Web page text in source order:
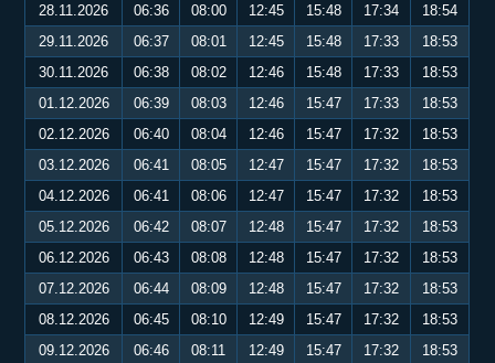
28.11.2026
06:36 08:00 12:45 15:48 17:34
18:54
29.11.2026
06:37 08:01 12:45 15:48 17:33
18:53
30.11.2026
06:38 08:02 12:46 15:48 17:33
18:53
01.12.2026
06:39 08:03 12:46 15:47 17:33
18:53
02.12.2026
06:40 08:04 12:46 15:47 17:32
18:53
03.12.2026
06:41 08:05 12:47 15:47 17:32
18:53
04.12.2026
06:41 08:06 12:47 15:47 17:32
18:53
05.12.2026
06:42 08:07 12:48 15:47 17:32
18:53
06.12.2026
06:43 08:08 12:48 15:47 17:32
18:53
07.12.2026
06:44 08:09 12:48 15:47 17:32
18:53
08.12.2026
06:45 08:10 12:49 15:47 17:32
18:53
09.12.2026
06:46 08:11 12:49 15:47 17:32
18:53